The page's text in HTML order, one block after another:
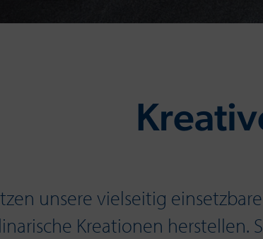
unsere vielseitig
Kreationen